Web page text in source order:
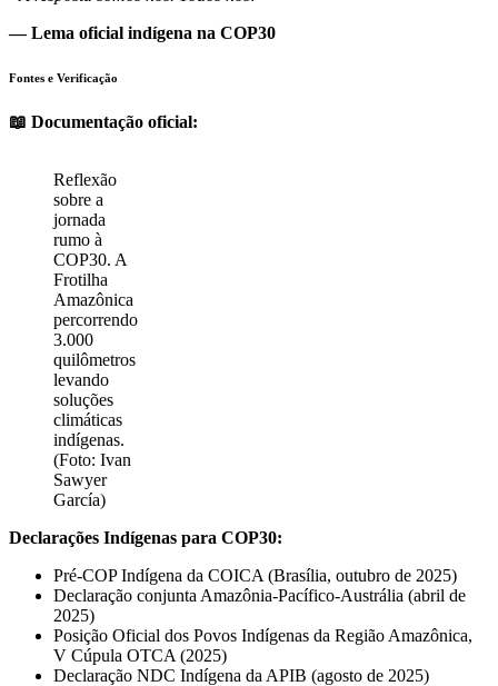
— Lema oficial indígena na COP30
Fontes e Verificação
📖 Documentação oficial:
Reflexão
sobre a
jornada
rumo à
COP30. A
Frotilha
Amazônica
percorrendo
3.000
quilômetros
levando
soluções
climáticas
indígenas.
(Foto: Ivan
Sawyer
García)
Declarações Indígenas para COP30:
Pré-COP Indígena da COICA (Brasília, outubro de 2025)
Declaração conjunta Amazônia-Pacífico-Austrália (abril de
2025)
Posição Oficial dos Povos Indígenas da Região Amazônica,
V Cúpula OTCA (2025)
Declaração NDC Indígena da APIB (agosto de 2025)